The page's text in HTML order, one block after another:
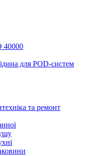
40000
для POD-систем
та ремонт